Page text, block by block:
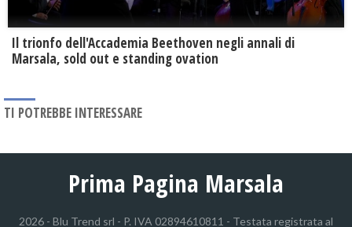
Il trionfo dell'Accademia Beethoven negli annali di
Marsala, sold out e standing ovation
TI POTREBBE INTERESSARE
Prima Pagina Marsala
2026 - Blu Trend srl - P. IVA 02894610811 - Testata registrata al